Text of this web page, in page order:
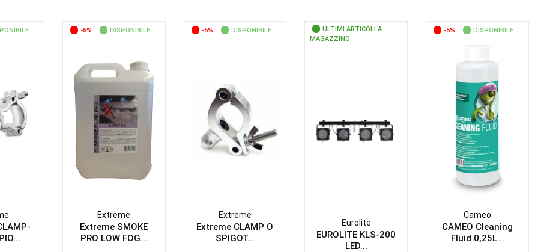
-5% DISPONIBILE
Extreme
Extreme SMOKE
PRO LOW FOG...
-5% DISPONIBILE
Extreme
Extreme CLAMP O
SPIGOT...
ULTIMI ARTICOLI A
MAGAZZINO
Eurolite
EUROLITE KLS-200
LED...
-5% DISPONIBILE
Cameo
CAMEO Cleaning
Fluid 0,25L...